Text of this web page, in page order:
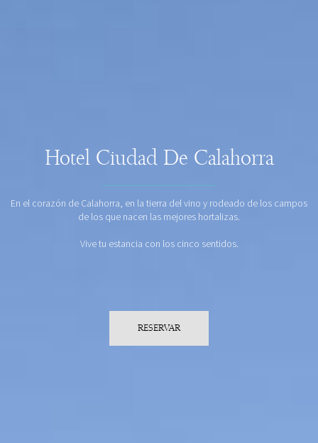
Hotel Ciudad De Calahorra
En el corazón de Calahorra, en la tierra del vino y rodeado de los campos
de los que nacen las mejores hortalizas.
Vive tu estancia con los cinco sentidos.
RESERVAR